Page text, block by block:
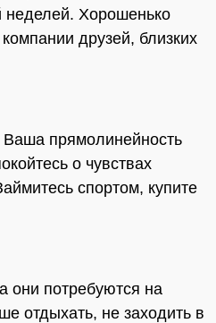
неделей. Хорошенько
друзей, близких
Ваша прямолинейность
о чувствах
спортом, купите
они потребуются на
отдыхать, не заходить в